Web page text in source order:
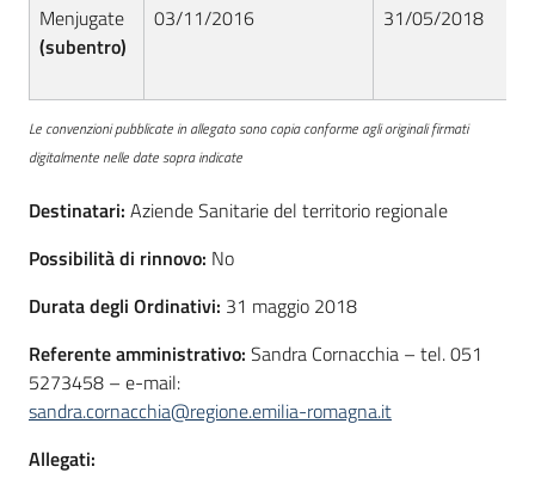
Menjugate
(subentro)
03/11/2016 31/05/2018
Le convenzioni pubblicate in allegato sono copia conforme agli originali firmati
digitalmente nelle date sopra indicate
Destinatari: Aziende Sanitarie del territorio regionale
Possibilità di rinnovo: No
Durata degli Ordinativi: 31 maggio 2018
Referente amministrativo: Sandra Cornacchia – tel. 051
5273458 – e-mail:
sandra.cornacchia@regione.emilia-romagna.it
Allegati: